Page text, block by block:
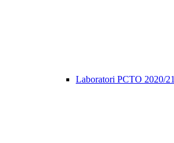
Laboratori PCTO 2020/21